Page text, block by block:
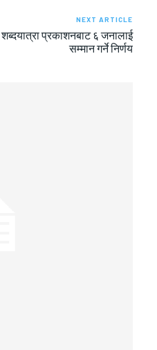
NEXT ARTICLE
शब्दयात्रा प्रकाशनबाट ६ जनालाई
सम्मान गर्ने निर्णय